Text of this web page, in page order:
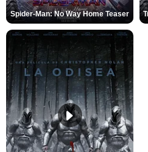
Spider-Man: No Way Home Teaser